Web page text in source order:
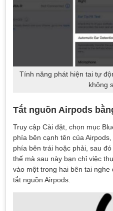
Tính năng phát hiện tai tự
không
Tắt nguồn Airpods
Truy cập Cài đặt, chọn mục
phía bên cạnh tên của
phía bên trái hoặc phải, sau
thế mà sau này bạn chỉ việc
vào một trong hai bên tai
tắt nguồn Airpods.